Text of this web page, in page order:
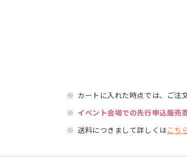
※ カートに入れた時点では、ご注
※ イベント会場での先行申込販売
※ 送料につきまして詳しくはこち